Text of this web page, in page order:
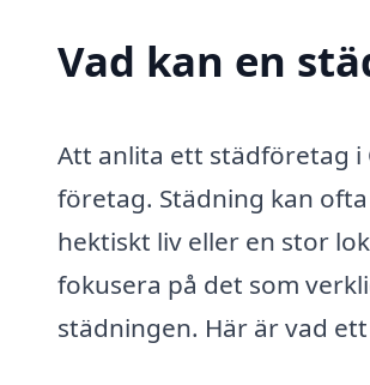
Vad kan en
Att anlita ett städföretag i
företag. Städning kan
hektiskt liv eller en stor
fokusera på det som
städningen. Här är vad